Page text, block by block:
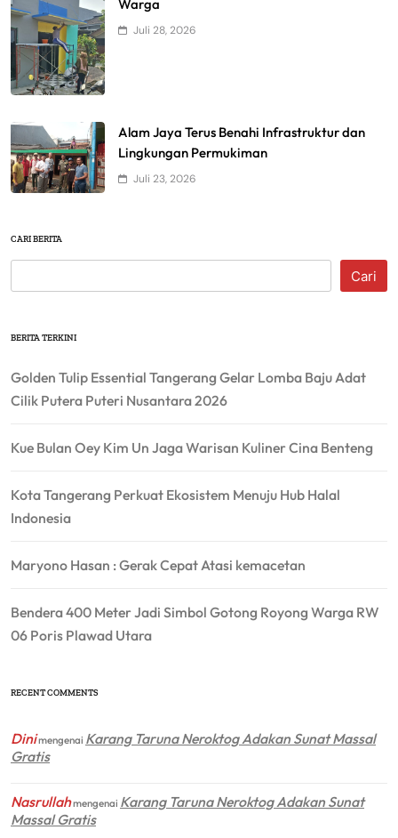
Warga
Juli 28, 2026
Alam Jaya Terus Benahi Infrastruktur dan
Lingkungan Permukiman
Juli 23, 2026
CARI BERITA
Cari
BERITA TERKINI
Golden Tulip Essential Tangerang Gelar Lomba Baju Adat
Cilik Putera Puteri Nusantara 2026
Kue Bulan Oey Kim Un Jaga Warisan Kuliner Cina Benteng
Kota Tangerang Perkuat Ekosistem Menuju Hub Halal
Indonesia
Maryono Hasan : Gerak Cepat Atasi kemacetan
Bendera 400 Meter Jadi Simbol Gotong Royong Warga RW
06 Poris Plawad Utara
RECENT COMMENTS
Dinimengenai Karang Taruna Neroktog Adakan Sunat Massal
Gratis
Nasrullahmengenai Karang Taruna Neroktog Adakan Sunat
Massal Gratis